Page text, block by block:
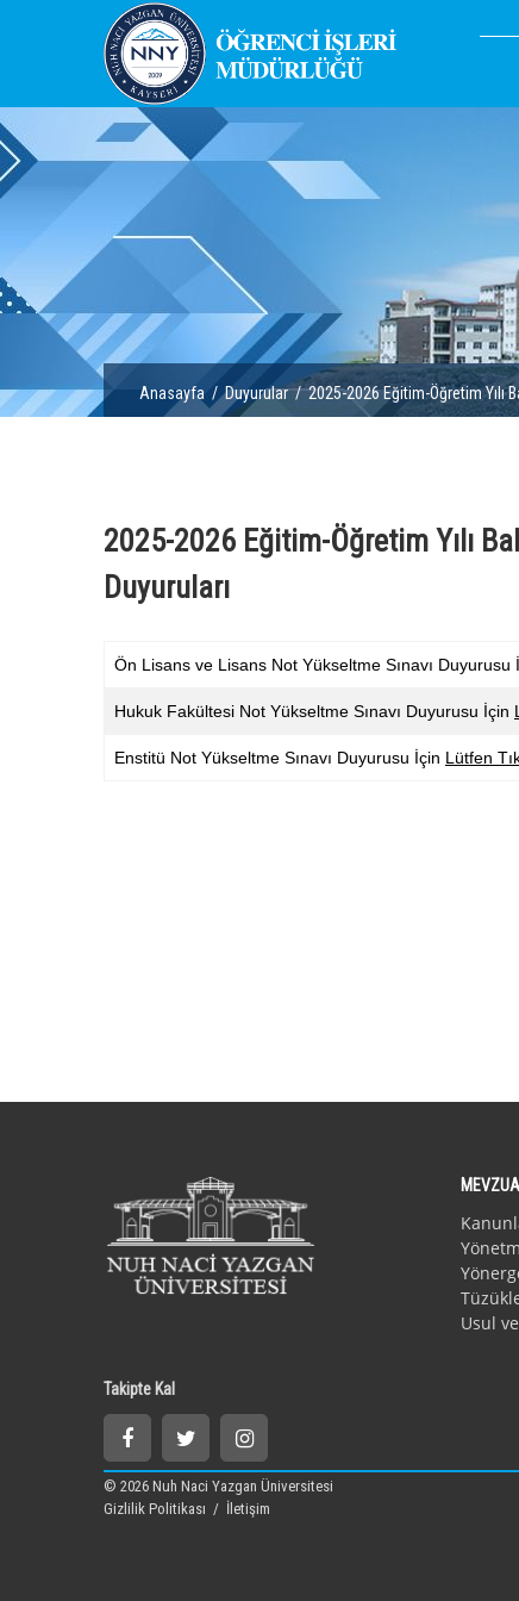
Anasayfa /Duyurular/ 2025-2026 Eğitim-Öğretim Yılı
2025-2026 Eğitim-Öğretim Yılı
Duyuruları
Ön Lisans ve Lisans Not Yükseltme Sınavı Duyurusu
Hukuk Fakültesi Not Yükseltme Sınavı Duyurusu İçin
Enstitü Not Yükseltme Sınavı Duyurusu İçin Lütfen
Takipte Kal
Usul
© 2026 Nuh Naci Yazgan Üniversitesi
Gizlilik Politikası / İletişim